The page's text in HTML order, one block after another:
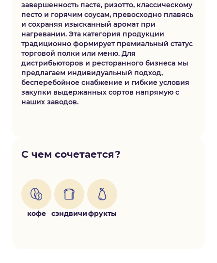
завершенность пасте, ризотто, классическому
песто и горячим соусам, превосходно плавясь
и сохраняя изысканный аромат при
нагревании. Эта категория продукции
традиционно формирует премиальный статус
торговой полки или меню. Для
дистрибьюторов и ресторанного бизнеса мы
предлагаем индивидуальный подход,
бесперебойное снабжение и гибкие условия
закупки выдержанных сортов напрямую с
наших заводов.
С чем сочетается?
кофе сэндвичифрукты